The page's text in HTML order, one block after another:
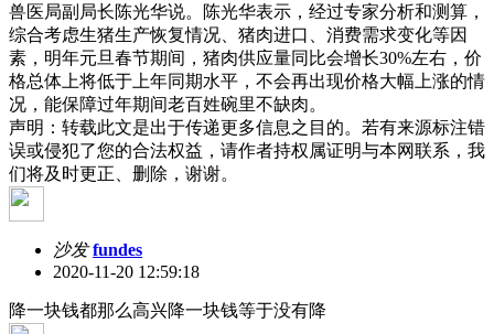
兽医局副局长陈光华说。陈光华表示，经过专家分析和测算，
综合考虑生猪生产恢复情况、猪肉进口、消费需求变化等因
素，明年元旦春节期间，猪肉供应量同比会增长30%左右，价
格总体上将低于上年同期水平，不会再出现价格大幅上涨的情
况，能保障过年期间老百姓碗里不缺肉。
声明：转载此文是出于传递更多信息之目的。若有来源标注错
误或侵犯了您的合法权益，请作者持权属证明与本网联系，我
们将及时更正、删除，谢谢。
沙发 fundes
2020-11-20 12:59:18
降一块钱都那么高兴降一块钱等于没有降